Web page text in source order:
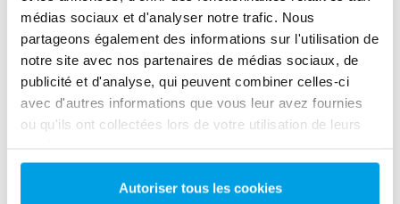
médias sociaux et d'analyser notre trafic. Nous
partageons également des informations sur l'utilisation de
notre site avec nos partenaires de médias sociaux, de
publicité et d'analyse, qui peuvent combiner celles-ci
avec d'autres informations que vous leur avez fournies
ou qu'ils ont collectées lors de votre utilisation de leurs
Autoriser tous les cookies
2 x 60 m³/h d'eau ultrapure pour la centrale électrique -
WTP dans 6 conten...
Ce client avait besoin de moderniser la station d'épuration
existante, mais il ne disposait d'aucun espace libre sur le
chantier. Le traitement mobile de l'eau dans un conteneur
Eau de chaudière Unité mobile
Centrales thermiques et électriques